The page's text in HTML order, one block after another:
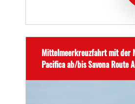
Mittelmeerkreuzfahrt mit der
Pacifica ab/bis Savona Route A